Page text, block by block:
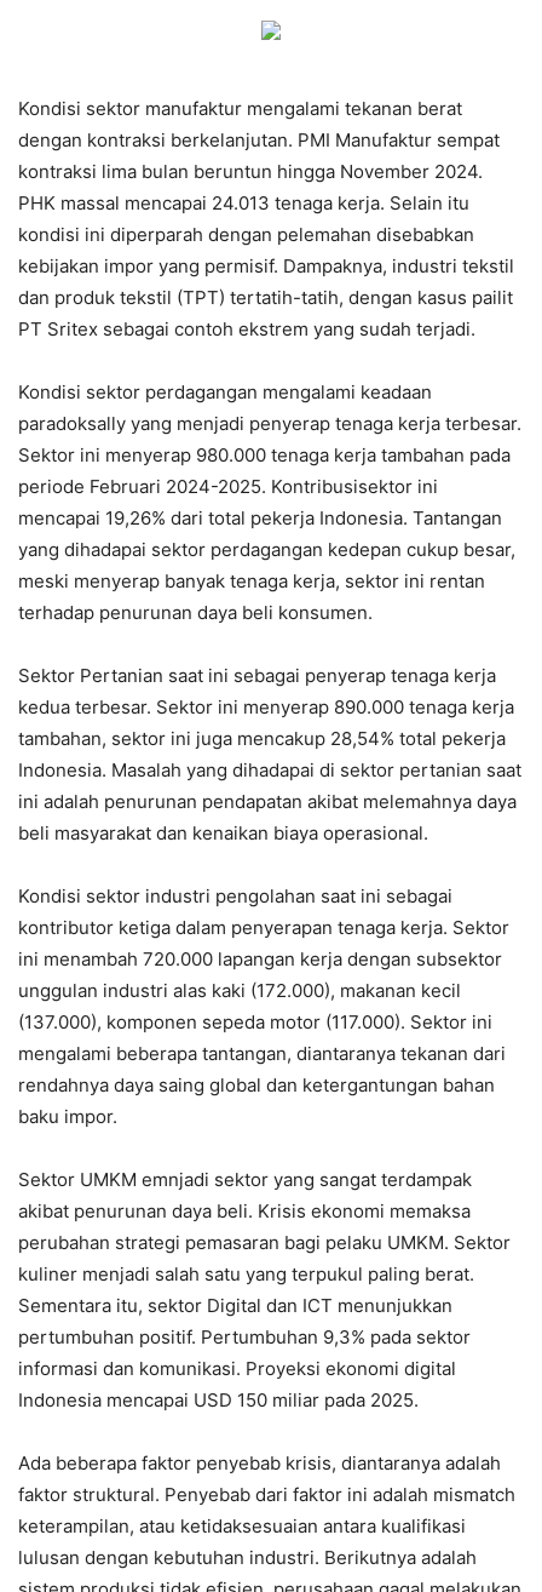
Kondisi sektor manufaktur mengalami tekanan berat
dengan kontraksi berkelanjutan. PMI Manufaktur sempat
kontraksi lima bulan beruntun hingga November 2024.
PHK massal mencapai 24.013 tenaga kerja. Selain itu
kondisi ini diperparah dengan pelemahan disebabkan
kebijakan impor yang permisif. Dampaknya, industri tekstil
dan produk tekstil (TPT) tertatih-tatih, dengan kasus pailit
PT Sritex sebagai contoh ekstrem yang sudah terjadi.
Kondisi sektor perdagangan mengalami keadaan
paradoksally yang menjadi penyerap tenaga kerja terbesar.
Sektor ini menyerap 980.000 tenaga kerja tambahan pada
periode Februari 2024-2025. Kontribusisektor ini
mencapai 19,26% dari total pekerja Indonesia. Tantangan
yang dihadapai sektor perdagangan kedepan cukup besar,
meski menyerap banyak tenaga kerja, sektor ini rentan
terhadap penurunan daya beli konsumen.
Sektor Pertanian saat ini sebagai penyerap tenaga kerja
kedua terbesar. Sektor ini menyerap 890.000 tenaga kerja
tambahan, sektor ini juga mencakup 28,54% total pekerja
Indonesia. Masalah yang dihadapai di sektor pertanian saat
ini adalah penurunan pendapatan akibat melemahnya daya
beli masyarakat dan kenaikan biaya operasional.
Kondisi sektor industri pengolahan saat ini sebagai
kontributor ketiga dalam penyerapan tenaga kerja. Sektor
ini menambah 720.000 lapangan kerja dengan subsektor
unggulan industri alas kaki (172.000), makanan kecil
(137.000), komponen sepeda motor (117.000). Sektor ini
mengalami beberapa tantangan, diantaranya tekanan dari
rendahnya daya saing global dan ketergantungan bahan
baku impor.
Sektor UMKM emnjadi sektor yang sangat terdampak
akibat penurunan daya beli. Krisis ekonomi memaksa
perubahan strategi pemasaran bagi pelaku UMKM. Sektor
kuliner menjadi salah satu yang terpukul paling berat.
Sementara itu, sektor Digital dan ICT menunjukkan
pertumbuhan positif. Pertumbuhan 9,3% pada sektor
informasi dan komunikasi. Proyeksi ekonomi digital
Indonesia mencapai USD 150 miliar pada 2025.
Ada beberapa faktor penyebab krisis, diantaranya adalah
faktor struktural. Penyebab dari faktor ini adalah mismatch
keterampilan, atau ketidaksesuaian antara kualifikasi
lulusan dengan kebutuhan industri. Berikutnya adalah